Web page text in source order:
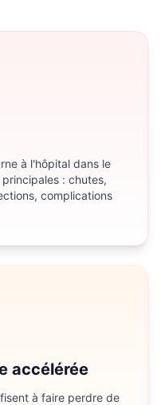
à l'hôpital dans le
: chutes,
complications
accélérée
à faire perdre de